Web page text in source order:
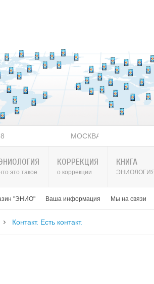
19-58
это такое
КОРРЕКЦИЯ
о коррекции
КНИГА
ЭНИОЛОГИЯ
"ЭНИО" Ваша информация Мы на связи
Контакт. Есть контакт.